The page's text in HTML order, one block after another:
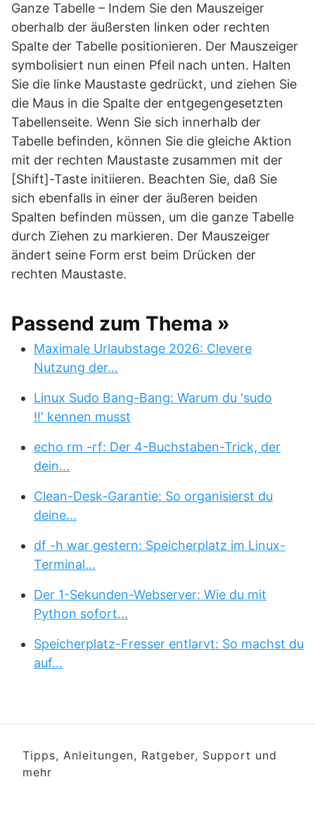
Ganze Tabelle – Indem Sie den Mauszeiger
oberhalb der äußersten linken oder rechten
Spalte der Tabelle positionieren. Der Mauszeiger
symbolisiert nun einen Pfeil nach unten. Halten
Sie die linke Maustaste gedrückt, und ziehen Sie
die Maus in die Spalte der entgegengesetzten
Tabellenseite. Wenn Sie sich innerhalb der
Tabelle befinden, können Sie die gleiche Aktion
mit der rechten Maustaste zusammen mit der
[Shift]-Taste initiieren. Beachten Sie, daß Sie
sich ebenfalls in einer der äußeren beiden
Spalten befinden müssen, um die ganze Tabelle
durch Ziehen zu markieren. Der Mauszeiger
ändert seine Form erst beim Drücken der
rechten Maustaste.
Passend zum Thema »
Maximale Urlaubstage 2026: Clevere
Nutzung der…
Linux Sudo Bang-Bang: Warum du 'sudo
!!' kennen musst
echo rm -rf: Der 4-Buchstaben-Trick, der
dein…
Clean-Desk-Garantie: So organisierst du
deine…
df -h war gestern: Speicherplatz im Linux-
Terminal…
Der 1-Sekunden-Webserver: Wie du mit
Python sofort…
Speicherplatz-Fresser entlarvt: So machst du
auf…
Tipps, Anleitungen, Ratgeber, Support und
mehr